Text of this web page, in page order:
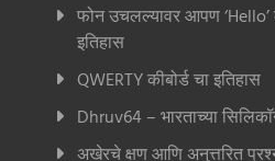
फोन उचलल्यावर आपण ‘Hello’
इतिहास
QWERTY कीबोर्ड चा इतिहास
Dhruv64 – भारताच्या
अखेरचे क्षण आणि अनुत्तरित